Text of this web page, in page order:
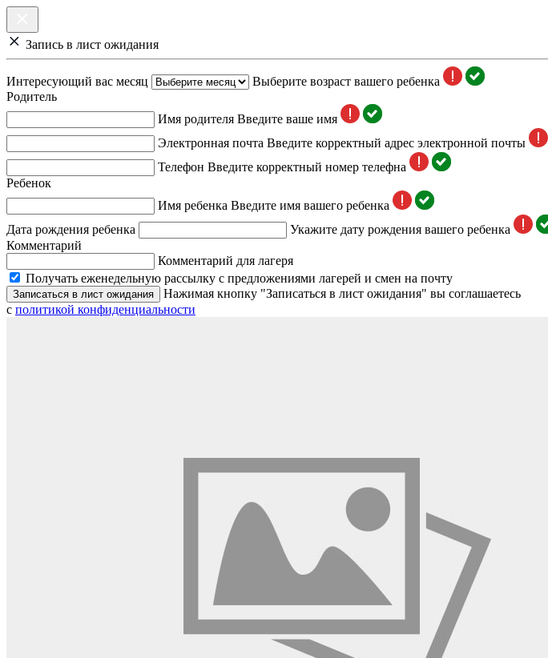
Запись в лист ожидания
Интересующий вас месяц
Выберите возраст вашего ребенка
Родитель
Имя родителя Введите ваше имя
Электронная почта Введите корректный адрес электронной почты
Телефон Введите корректный номер телефна
Ребенок
Имя ребенка Введите имя вашего ребенка
Дата рождения ребенка
Укажите дату рождения вашего ребенка
Комментарий
Комментарий для лагеря
Получать еженедельную рассылку с предложениями лагерей и смен на почту
Записаться в лист ожидания
Нажимая кнопку "Записаться в лист ожидания" вы соглашаетесь
с политикой конфиденциальности